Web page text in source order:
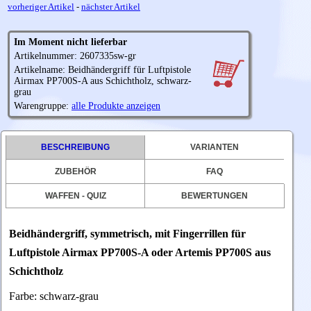
vorheriger Artikel - nächster Artikel
Im Moment nicht lieferbar
Artikelnummer: 2607335sw-gr
Artikelname: Beidhändergriff für Luftpistole
Airmax PP700S-A aus Schichtholz, schwarz-
grau
Warengruppe: alle Produkte anzeigen
BESCHREIBUNG VARIANTEN
ZUBEHÖR FAQ
WAFFEN - QUIZ BEWERTUNGEN
Beidhändergriff, symmetrisch, mit Fingerrillen für
Luftpistole Airmax PP700S-A oder Artemis PP700S aus
Schichtholz
Farbe: schwarz-grau